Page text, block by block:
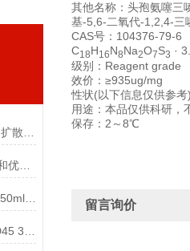
进口96孔黑色酶标板的产品特点和优势介绍
【SPL-50150】SPL 架装离心管 50ml 灭菌说明
其他名称：头孢氨噻三
基-5,6-二氧代-1,2,4-三
CAS号：104376-79-6
C18H16N8Na2O7S3 ·
级别：Reagent grade
效价：≥935ug/mg
性状(以下信息仅供参
用途：本品仅供科研，
保存：2～8℃
留言询价